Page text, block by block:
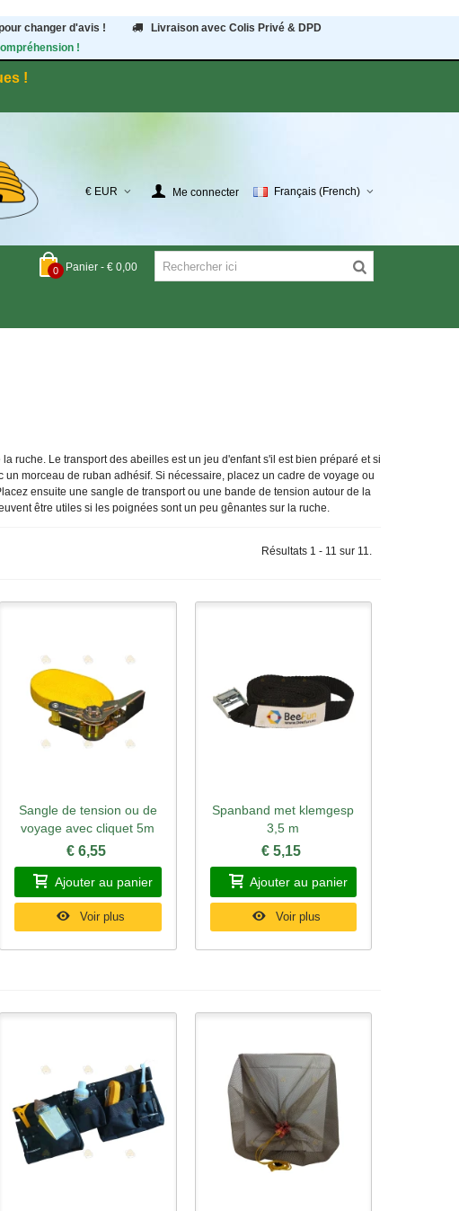
changer d'avis !
Livraison avec Colis Privé & DPD
!
!
€ EUR Me connecter Français (French)
0 Panier - € 0,00
ruche. Le transport des abeilles est un jeu d'enfant s'il est bien préparé et si
morceau de ruban adhésif. Si nécessaire, placez un cadre de voyage ou
ensuite une sangle de transport ou une bande de tension autour de la
être utiles si les poignées sont un peu gênantes sur la ruche.
Résultats 1 - 11 sur 11.
Aperçu rapide
Sangle de tension ou de
voyage avec cliquet 5m
€ 6,55
Ajouter au panier
Voir plus
Aperçu rapide
Spanband met klemgesp
3,5 m
€ 5,15
Ajouter au panier
Voir plus